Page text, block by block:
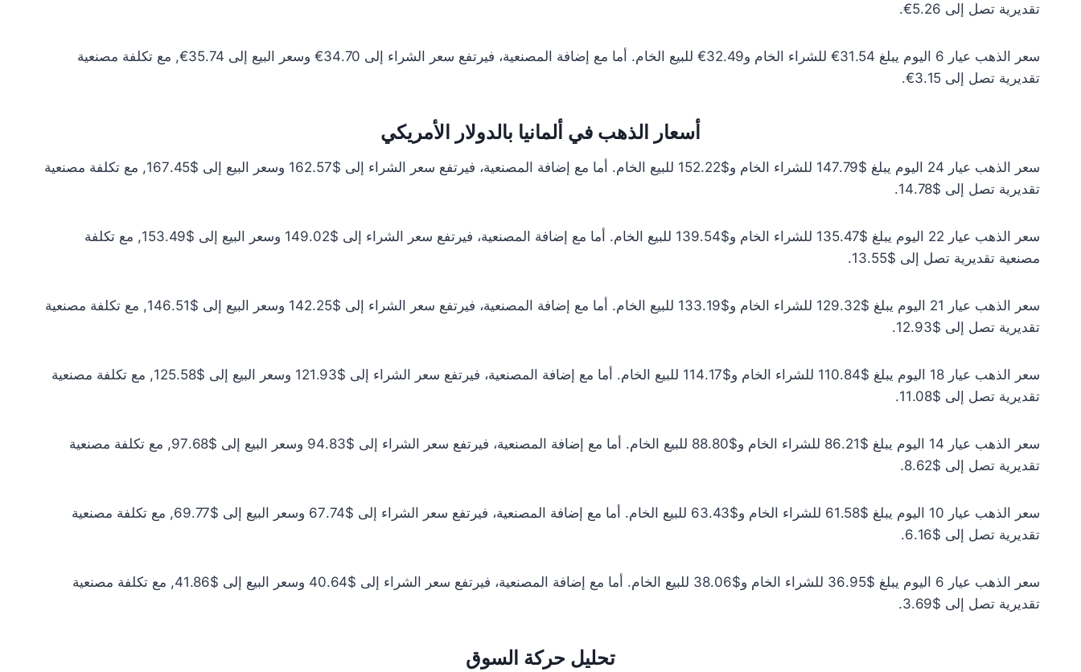
تقديرية تصل إلى 5.26€.
سعر الذهب عيار 6 اليوم يبلغ 31.54€ للشراء الخام و32.49€ للبيع الخام. أما مع إضافة المصنعية، فيرتفع سعر الشراء إلى 34.70€ وسعر البيع إلى 35.74€, مع تكلفة مصنعية
تقديرية تصل إلى 3.15€.
أسعار الذهب في ألمانيا بالدولار الأمريكي
سعر الذهب عيار 24 اليوم يبلغ $147.79 للشراء الخام و$152.22 للبيع الخام. أما مع إضافة المصنعية، فيرتفع سعر الشراء إلى $162.57 وسعر البيع إلى $167.45, مع تكلفة مصنعية
تقديرية تصل إلى $14.78.
سعر الذهب عيار 22 اليوم يبلغ $135.47 للشراء الخام و$139.54 للبيع الخام. أما مع إضافة المصنعية، فيرتفع سعر الشراء إلى $149.02 وسعر البيع إلى $153.49, مع تكلفة
مصنعية تقديرية تصل إلى $13.55.
سعر الذهب عيار 21 اليوم يبلغ $129.32 للشراء الخام و$133.19 للبيع الخام. أما مع إضافة المصنعية، فيرتفع سعر الشراء إلى $142.25 وسعر البيع إلى $146.51, مع تكلفة مصنعية
تقديرية تصل إلى $12.93.
سعر الذهب عيار 18 اليوم يبلغ $110.84 للشراء الخام و$114.17 للبيع الخام. أما مع إضافة المصنعية، فيرتفع سعر الشراء إلى $121.93 وسعر البيع إلى $125.58, مع تكلفة مصنعية
تقديرية تصل إلى $11.08.
سعر الذهب عيار 14 اليوم يبلغ $86.21 للشراء الخام و$88.80 للبيع الخام. أما مع إضافة المصنعية، فيرتفع سعر الشراء إلى $94.83 وسعر البيع إلى $97.68, مع تكلفة مصنعية
تقديرية تصل إلى $8.62.
سعر الذهب عيار 10 اليوم يبلغ $61.58 للشراء الخام و$63.43 للبيع الخام. أما مع إضافة المصنعية، فيرتفع سعر الشراء إلى $67.74 وسعر البيع إلى $69.77, مع تكلفة مصنعية
تقديرية تصل إلى $6.16.
سعر الذهب عيار 6 اليوم يبلغ $36.95 للشراء الخام و$38.06 للبيع الخام. أما مع إضافة المصنعية، فيرتفع سعر الشراء إلى $40.64 وسعر البيع إلى $41.86, مع تكلفة مصنعية
تقديرية تصل إلى $3.69.
تحليل حركة السوق